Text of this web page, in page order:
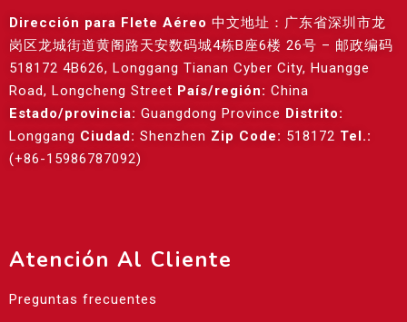
Dirección para Flete Aéreo 中文地址：广东省深圳市龙
岗区龙城街道黄阁路天安数码城4栋B座6楼 26号 – 邮政编码
518172 4B626, Longgang Tianan Cyber City, Huangge
Road, Longcheng Street País/región: China
Estado/provincia: Guangdong Province Distrito:
Longgang Ciudad: Shenzhen Zip Code: 518172 Tel.:
(+86-15986787092)
Atención Al Cliente
Preguntas frecuentes